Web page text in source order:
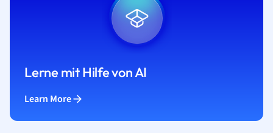
Lerne mit Hilfe von AI
Learn More